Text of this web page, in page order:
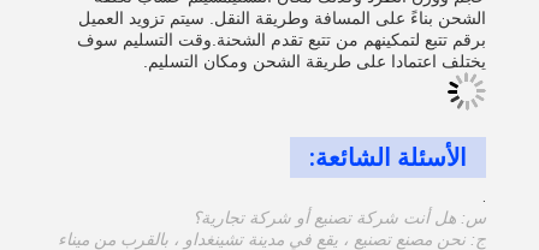
الشحن بناءً على المسافة وطريقة النقل. سيتم تزويد العميل
برقم تتبع لتمكينهم من تتبع تقدم الشحنة.وقت التسليم سوف
يختلف اعتمادا على طريقة الشحن ومكان التسليم.
الأسئلة الشائعة:
س: هل أنت شركة تصنيع أو شركة تجارية؟
ج: نحن مصنع تصنيع ، يقع في مدينة تشينغداو ، بالقرب من ميناء